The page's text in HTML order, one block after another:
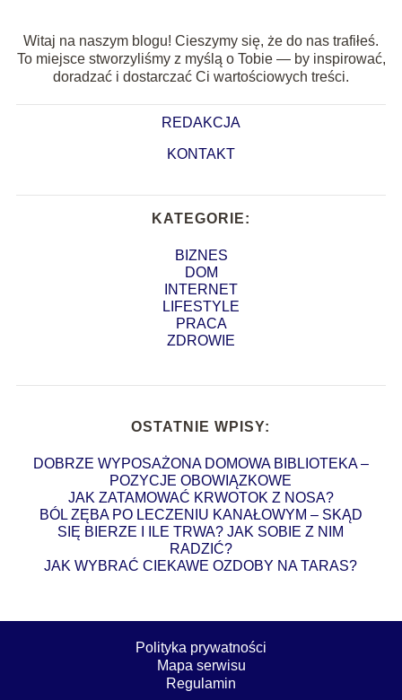
Witaj na naszym blogu! Cieszymy się, że do nas trafiłeś.
To miejsce stworzyliśmy z myślą o Tobie — by inspirować,
doradzać i dostarczać Ci wartościowych treści.
REDAKCJA
KONTAKT
KATEGORIE:
BIZNES
DOM
INTERNET
LIFESTYLE
PRACA
ZDROWIE
OSTATNIE WPISY:
DOBRZE WYPOSAŻONA DOMOWA BIBLIOTEKA –
POZYCJE OBOWIĄZKOWE
JAK ZATAMOWAĆ KRWOTOK Z NOSA?
BÓL ZĘBA PO LECZENIU KANAŁOWYM – SKĄD
SIĘ BIERZE I ILE TRWA? JAK SOBIE Z NIM
RADZIĆ?
JAK WYBRAĆ CIEKAWE OZDOBY NA TARAS?
Polityka prywatności
Mapa serwisu
Regulamin